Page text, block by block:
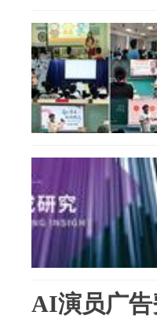
AI演员广告